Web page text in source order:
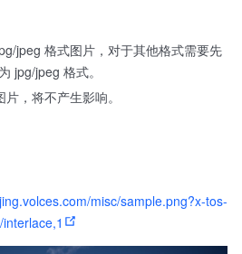
jpeg 格式图片，对于其他格式需要先
jpg/jpeg 格式。
，将不产生影响。
misc/sample.png?x-tos-